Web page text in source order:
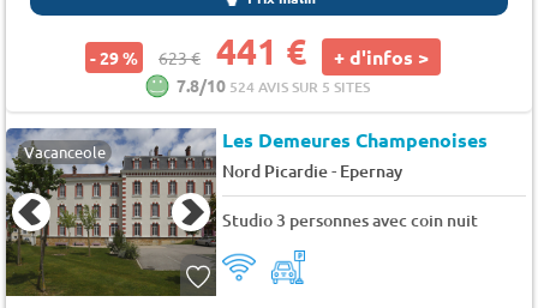
- 29 % 623 € 441 € + d'infos >
7.8/10 524 AVIS SUR 5 SITES
Vacanceole Les Demeures Champenoises
Nord Picardie- Epernay
Studio 3 personnes avec coin nuit